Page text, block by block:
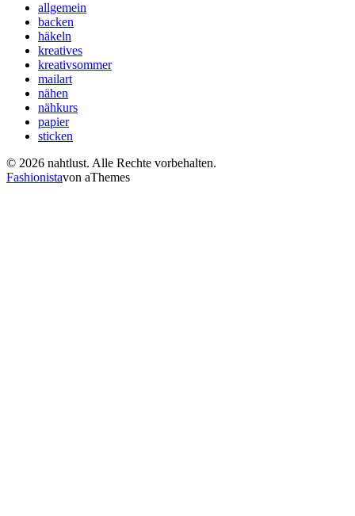
allgemein
backen
häkeln
kreatives
kreativsommer
mailart
nähen
nähkurs
papier
sticken
© 2026 nahtlust. Alle Rechte vorbehalten.
Fashionistavon aThemes